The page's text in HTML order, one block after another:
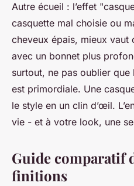
Autre écueil : l’effet
casquette mal choisie ou
cheveux épais, mieux
avec un bonnet plus
surtout, ne pas oublier que
est primordiale. Une
le style en un clin d’œil.
vie - et à votre look, une
Guide comparatif
finitions